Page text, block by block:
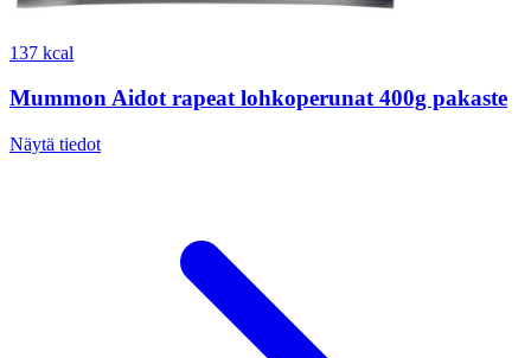
137 kcal
Mummon Aidot rapeat lohkoperunat 400g pakaste
Näytä tiedot